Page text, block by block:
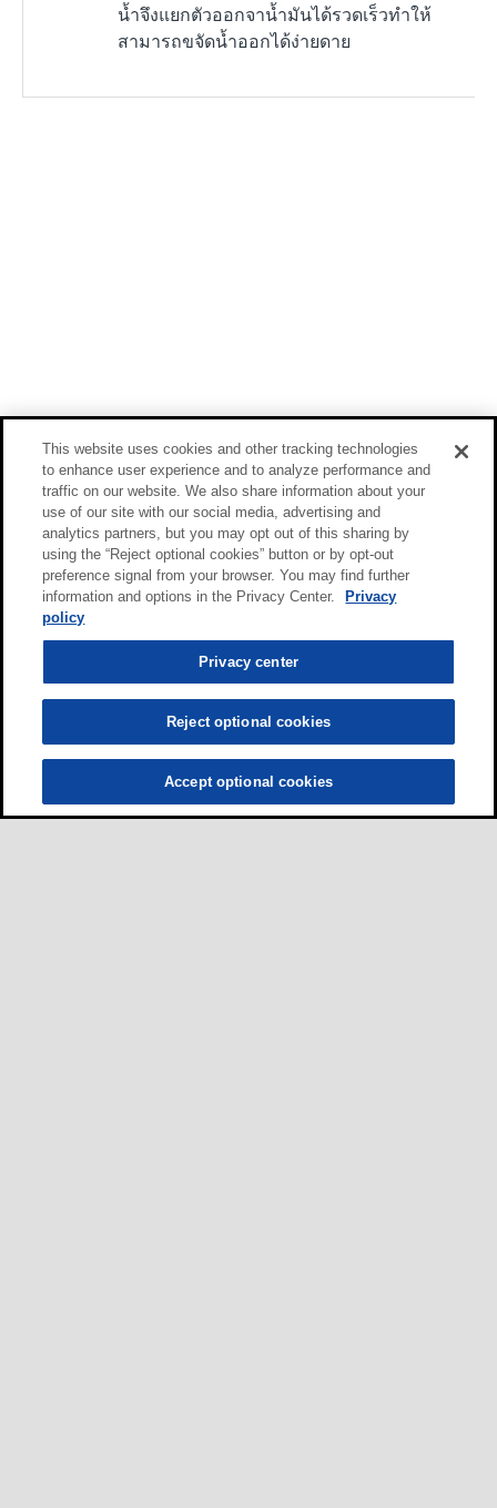
น้ำจึงแยกตัวออกจาน้ำมันได้รวดเร็วทำให้
สามารถขจัดน้ำออกได้ง่ายดาย
This website uses cookies and other tracking technologies
to enhance user experience and to analyze performance and
traffic on our website. We also share information about your
use of our site with our social media, advertising and
analytics partners, but you may opt out of this sharing by
using the “Reject optional cookies” button or by opt-out
preference signal from your browser. You may find further
information and options in the Privacy Center.
Privacy
policy
Privacy center
Reject optional cookies
Accept optional cookies